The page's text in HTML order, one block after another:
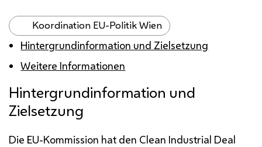
Koordination EU-Politik Wien
Hintergrundinformation und Zielsetzung
Weitere Informationen
Hintergrundinformation und
Zielsetzung
Die EU-Kommission hat den Clean Industrial Deal